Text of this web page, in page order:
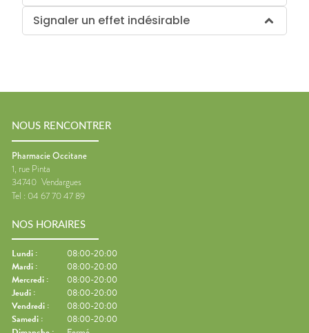
Signaler un effet indésirable
NOUS RENCONTRER
Pharmacie Occitane
1, rue Pinta
34740 Vendargues
Tel : 04 67 70 47 89
NOS HORAIRES
Lundi :
08:00-20:00
Mardi :
08:00-20:00
Mercredi :
08:00-20:00
Jeudi :
08:00-20:00
Vendredi :
08:00-20:00
Samedi :
08:00-20:00